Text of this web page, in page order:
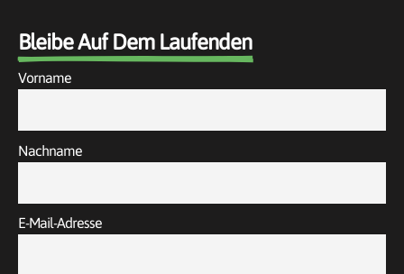
Bleibe Auf Dem Laufenden
Vorname
Nachname
E-Mail-Adresse